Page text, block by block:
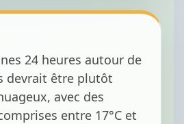
24 heures autour de
devrait être plutôt
avec des
entre 17°C et